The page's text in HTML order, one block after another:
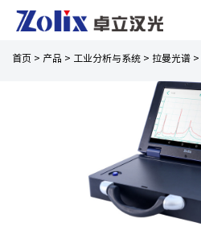
首页 > 产品 > 工业分析与系统 > 拉曼光谱 >